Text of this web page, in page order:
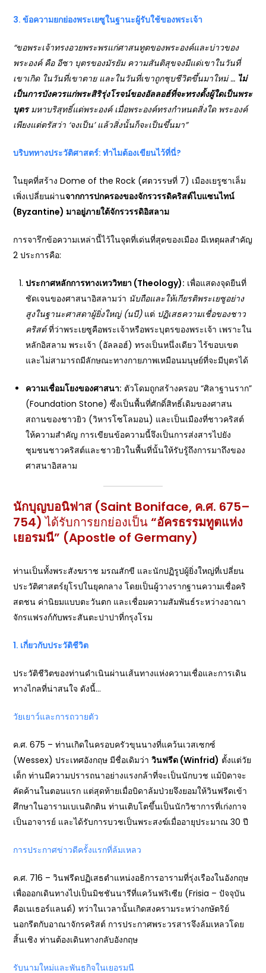
3. ข้อความยกย่องพระเยซูในฐานะผู้รับใช้ของพระเจ้า
“ขอพระเจ้าทรงอวยพระพรแก่ศาสนทูตของพระองค์และบ่าวของ
พระองค์ คือ อีซา บุตรของมัรยัม ความสันติสุขจงมีแด่เขาในวันที่
เขาเกิด ในวันที่เขาตาย และในวันที่เขาถูกชุบชีวิตขึ้นมาใหม่ … ไม่
เป็นการบังควรแก่พระสิริรุ่งโรจน์ของอัลลอฮ์ที่จะทรงตั้งผู้ใดเป็นพระ
บุตรมหาบริสุทธิ์แด่พระองค์ เมื่อพระองค์ทรงกำหนดสิ่งใด พระองค์
เพียงแต่ตรัสว่า ‘จงเป็น’ แล้วสิ่งนั้นก็จะเป็นขึ้นมา”
บริบททางประวัติศาสตร์: ทำไมต้องเขียนไว้ที่นี่?
ในยุคที่สร้าง Dome of the Rock (ศตวรรษที่ 7) เมืองเยรูซาเล็ม
เพิ่งเปลี่ยนผ่านจากการปกครองของจักรวรรดิคริสต์ไบแซนไทน์
(Byzantine) มาอยู่ภายใต้จักรวรรดิอิสลาม
การจารึกข้อความเหล่านี้ไว้ในจุดที่เด่นที่สุดของเมือง มีเหตุผลสำคัญ
2 ประการคือ:
ประกาศหลักการทางเทววิทยา (Theology): เพื่อแสดงจุดยืนที่
ชัดเจนของศาสนาอิสลามว่า นับถือและให้เกียรติพระเยซูอย่าง
สูงในฐานะศาสดาผู้ยิ่งใหญ่ (นบี)แต่ ปฏิเสธความเชื่อของชาว
คริสต์ที่ว่าพระเยซูคือพระเจ้าหรือพระบุตรของพระเจ้า เพราะใน
หลักอิสลาม พระเจ้า (อัลลอฮ์) ทรงเป็นหนึ่งเดียว ไร้ขอบเขต
และไม่สามารถมีลักษณะทางกายภาพเหมือนมนุษย์ที่จะมีบุตรได้
ความเชื่อมโยงของศาสนา: ตัวโดมถูกสร้างครอบ “ศิลาฐานราก”
(Foundation Stone) ซึ่งเป็นพื้นที่ศักดิ์สิทธิ์เดิมของศาสน
สถานของชาวยิว (วิหารโซโลมอน) และเป็นเมืองที่ชาวคริสต์
ให้ความสำคัญ การเขียนข้อความนี้จึงเป็นการส่งสารไปยัง
ชุมชนชาวคริสต์และชาวยิวในพื้นที่นั้นให้รับรู้ถึงการมาถึงของ
ศาสนาอิสลาม
นักบุญบอนิฟาส (Saint Boniface, ค.ศ. 675–
754) ได้รับการยกย่องเป็น“อัครธรรมทูตแห่ง
เยอรมนี” (Apostle of Germany)
ท่านเป็นทั้งพระสังฆราช มรณสักขี และนักปฏิรูปผู้ยิ่งใหญ่ที่เปลี่ยน
ประวัติศาสตร์ยุโรปในยุคกลาง โดยเป็นผู้วางรากฐานความเชื่อคริ
สตชน ค่านิยมแบบตะวันตก และเชื่อมความสัมพันธ์ระหว่างอาณา
จักรแฟรงก์กับพระสันตะปาปาที่กรุงโรม
1. เกี่ยวกับประวัติชีวิต
ประวัติชีวิตของท่านดำเนินผ่านเส้นทางแห่งความเชื่อและการเดิน
ทางไกลที่น่าสนใจ ดังนี้…
วัยเยาว์และการถวายตัว
ค.ศ. 675 – ท่านเกิดในครอบครัวขุนนางที่แคว้นเวสเซกซ์
(Wessex) ประเทศอังกฤษ มีชื่อเดิมว่าวินฟรีด (Winfrid) ตั้งแต่วัย
เด็ก ท่านมีความปรารถนาอย่างแรงกล้าที่จะเป็นนักบวช แม้บิดาจะ
คัดค้านในตอนแรก แต่สุดท้ายเมื่อบิดาล้มป่วยจึงยอมให้วินฟรีดเข้า
ศึกษาในอารามเบเนดิกติน ท่านเติบโตขึ้นเป็นนักวิชาการที่เก่งกาจ
เป็นอาจารย์ และได้รับการบวชเป็นพระสงฆ์เมื่ออายุประมาณ 30 ปี
การประกาศข่าวดีครั้งแรกที่ล้มเหลว
ค.ศ. 716 – วินฟรีดปฏิเสธตำแหน่งอธิการอารามที่รุ่งเรืองในอังกฤษ
เพื่อออกเดินทางไปเป็นมิชชันนารีที่แคว้นฟริเซีย (Frisia – ปัจจุบัน
คือเนเธอร์แลนด์) ทว่าในเวลานั้นเกิดสงครามระหว่างกษัตริย์
นอกรีตกับอาณาจักรคริสต์ การประกาศพระวรสารจึงล้มเหลวโดย
สิ้นเชิง ท่านต้องเดินทางกลับอังกฤษ
รับนามใหม่และพันธกิจในเยอรมนี